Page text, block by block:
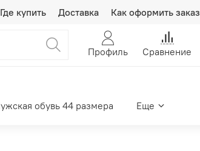
Где купить Доставка Как оформить заказ
Профиль Сравнение
обувь 44 размера Еще